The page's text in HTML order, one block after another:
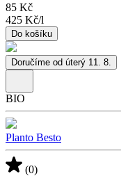
85 Kč
425 Kč/l
Do košíku
Doručíme od úterý 11. 8.
BIO
Planto Besto
(0)